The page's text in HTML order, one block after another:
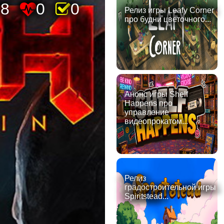
0 0
Релиз игры Leafy Corner
про будни цветочного...
Анонс игры Shelf
Happens про
управление
видеопрокатом...
Релиз
градостроительной игры
Spiritstead...